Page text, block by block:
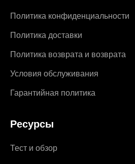
Политика конфиденциальности
Политика доставки
Политика возврата и возврата
Условия обслуживания
Гарантийная политика
Ресурсы
Тест и обзор